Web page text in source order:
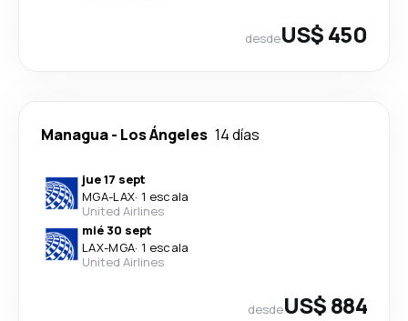
desdeUS$ 450
Managua- Los Ángeles 14 días
jue 17 sept
MGA-LAX· 1 escala
United Airlines
mié 30 sept
LAX-MGA· 1 escala
United Airlines
desdeUS$ 884